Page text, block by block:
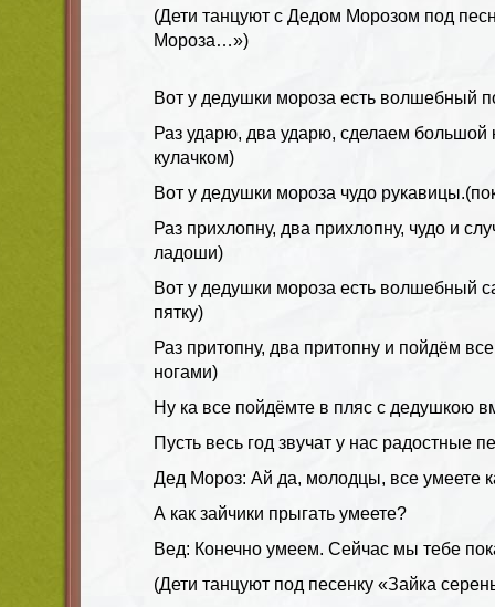
(Дети танцуют с Дедом Морозом под
Мороза…»)
Вот у дедушки мороза есть волшебный
Раз ударю, два ударю, сделаем большой
кулачком)
Вот у дедушки мороза чудо
Раз прихлопну, два прихлопну, чудо и
ладоши)
Вот у дедушки мороза есть волшебный
пятку)
Раз притопну, два притопну и пойдём
ногами)
Ну ка все пойдёмте в пляс с дедушкою
Пусть весь год звучат у нас радостные
Дед Мороз: Ай да, молодцы, все умеете
А как зайчики прыгать умеете?
Вед: Конечно умеем. Сейчас мы тебе
(Дети танцуют под песенку «Зайка